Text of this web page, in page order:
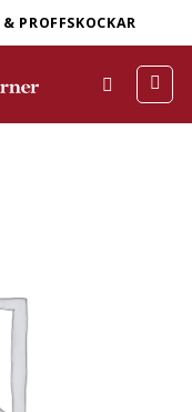
PROFFSKOCKAR